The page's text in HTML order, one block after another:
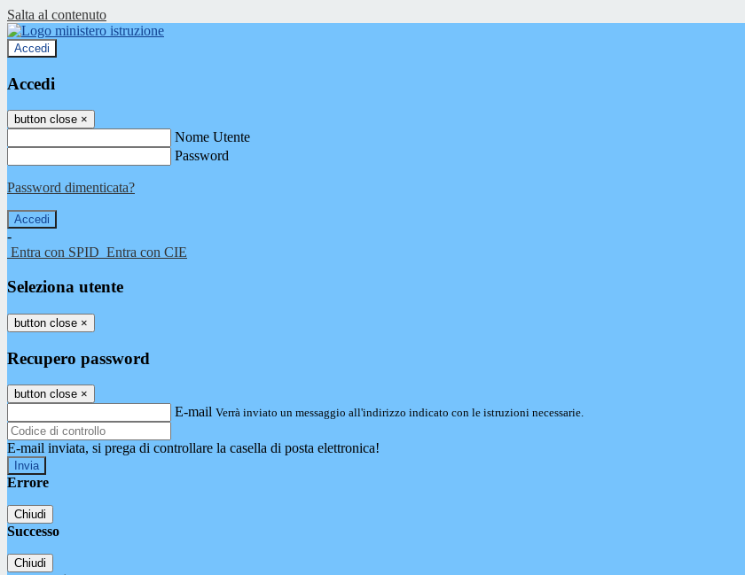
Salta al contenuto
Accedi
Accedi
button close ×
Nome Utente
Password
Password dimenticata?
-
Entra con SPID Entra con CIE
Seleziona utente
button close ×
Recupero password
button close ×
E-mail Verrà inviato un messaggio all'indirizzo indicato con le istruzioni necessarie.
E-mail inviata, si prega di controllare la casella di posta elettronica!
Errore
Chiudi
Successo
Chiudi